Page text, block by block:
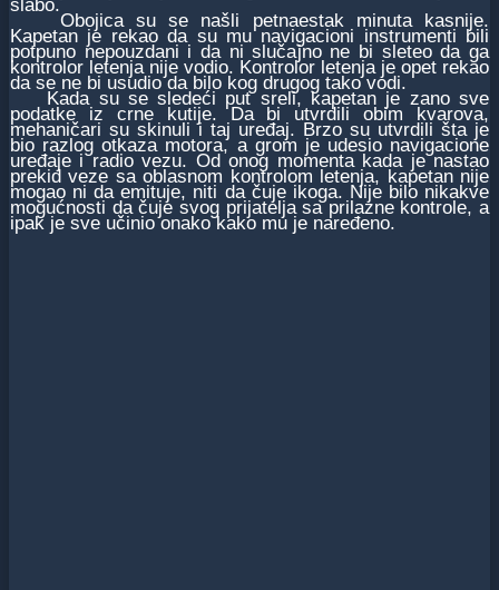
slabo.
Obojica su se našli petnaestak minuta kasnije.
Kapetan je rekao da su mu navigacioni instrumenti bili
potpuno nepouzdani i da ni slučajno ne bi sleteo da ga
kontrolor letenja nije vodio. Kontrolor letenja je opet rekao
da se ne bi usudio da bilo kog drugog tako vodi.
Kada su se sledeći put sreli, kapetan je zano sve
podatke iz crne kutije. Da bi utvrdili obim kvarova,
mehaničari su skinuli i taj uređaj. Brzo su utvrdili šta je
bio razlog otkaza motora, a grom je udesio navigacione
uređaje i radio vezu. Od onog momenta kada je nastao
prekid veze sa oblasnom kontrolom letenja, kapetan nije
mogao ni da emituje, niti da čuje ikoga. Nije bilo nikakve
mogućnosti da čuje svog prijatelja sa prilazne kontrole, a
ipak je sve učinio onako kako mu je naređeno.